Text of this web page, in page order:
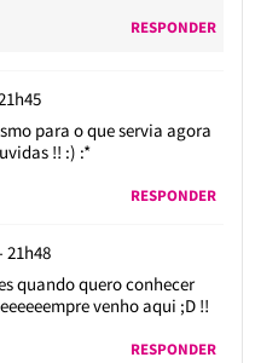
RESPONDER
para o que servia agora
!! :) :*
RESPONDER
21h48
quando quero conhecer
venho aqui ;D !!
RESPONDER